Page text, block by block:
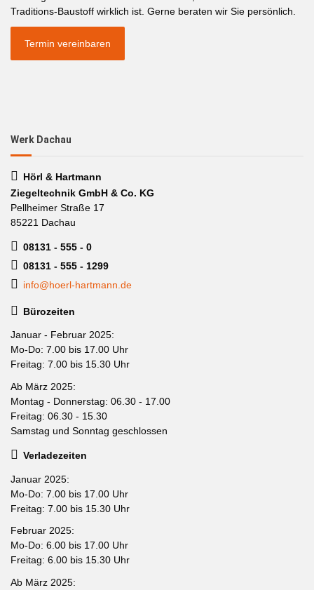
Traditions-Baustoff wirklich ist. Gerne beraten wir Sie persönlich.
Termin vereinbaren
Werk Dachau
Hörl & Hartmann
Ziegeltechnik GmbH & Co. KG
Pellheimer Straße 17
85221 Dachau
08131 - 555 - 0
08131 - 555 - 1299
info@hoerl-hartmann.de
Bürozeiten
Januar - Februar 2025:
Mo-Do: 7.00 bis 17.00 Uhr
Freitag: 7.00 bis 15.30 Uhr
Ab März 2025:
Montag - Donnerstag: 06.30 - 17.00
Freitag: 06.30 - 15.30
Samstag und Sonntag geschlossen
Verladezeiten
Januar 2025:
Mo-Do: 7.00 bis 17.00 Uhr
Freitag: 7.00 bis 15.30 Uhr
Februar 2025:
Mo-Do: 6.00 bis 17.00 Uhr
Freitag: 6.00 bis 15.30 Uhr
Ab März 2025: